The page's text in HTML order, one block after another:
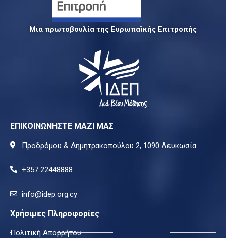
Μια πρωτοβουλία της Ευρωπαϊκής Επιτροπής
ΕΠΙΚΟΙΝΩΝΗΣΤΕ ΜΑΖΙ ΜΑΣ
Προδρόμου & Δημητρακοπούλου 2, 1090 Λευκωσία
+357 22448888
info@idep.org.cy
Χρήσιμες Πληροφορίες
Πολιτική Απορρήτου